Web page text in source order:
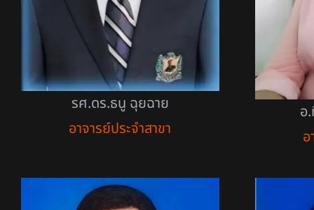
รศ.ดร.ธนู ฉุยฉาย
อาจารย์ประจำสาขา
อ
อ